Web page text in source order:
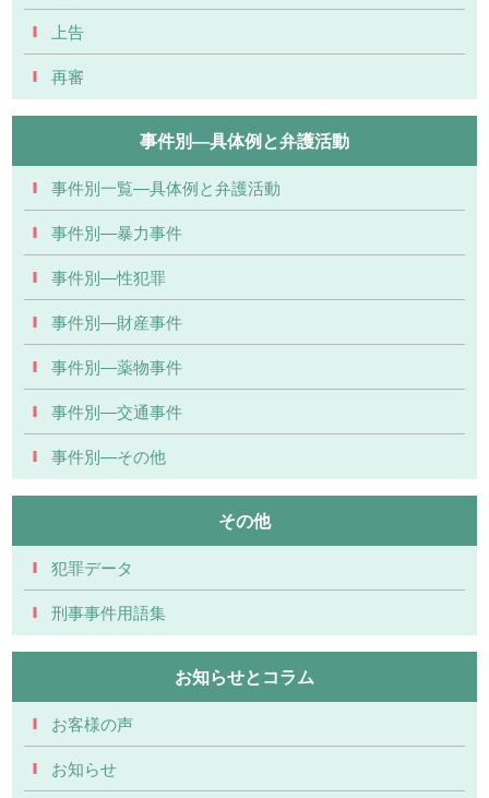
上告
再審
事件別―具体例と弁護活動
事件別一覧―具体例と弁護活動
事件別―暴力事件
事件別―性犯罪
事件別―財産事件
事件別―薬物事件
事件別―交通事件
事件別―その他
その他
犯罪データ
刑事事件用語集
お知らせとコラム
お客様の声
お知らせ